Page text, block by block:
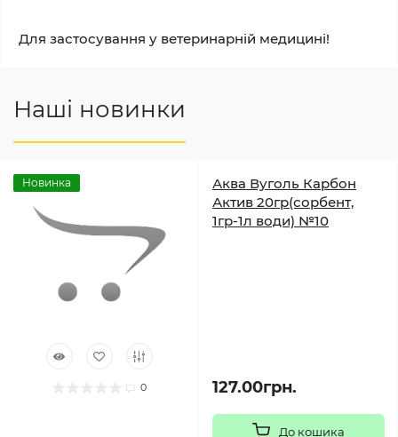
Для застосування у ветеринарній медицині!
Наші новинки
Новинка
0
Аква Вуголь Карбон
Актив 20гр(сорбент,
1гр-1л води) №10
127.00грн.
До кошика